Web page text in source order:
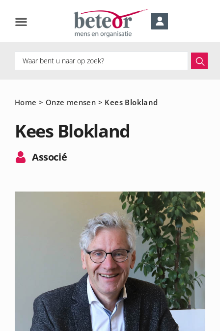
Home > Onze mensen > Kees Blokland
Kees Blokland
Associé